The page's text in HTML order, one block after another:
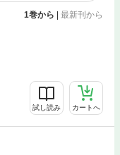
1巻から 最新刊から
試し読み カートへ